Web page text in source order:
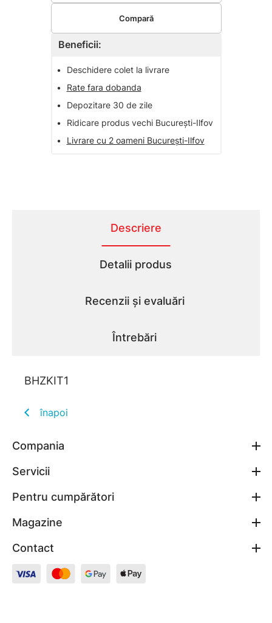
Beneficii:
•
Deschidere colet la livrare
•
Rate fara dobanda
•
Depozitare 30 de zile
•
Ridicare produs vechi București-Ilfov
•
Livrare cu 2 oameni București-Ilfov
Compară
Descriere
Detalii produs
Recenzii și evaluări
Întrebări
BHZKIT1
înapoi
Compania
Servicii
Pentru cumpărători
Magazine
Contact